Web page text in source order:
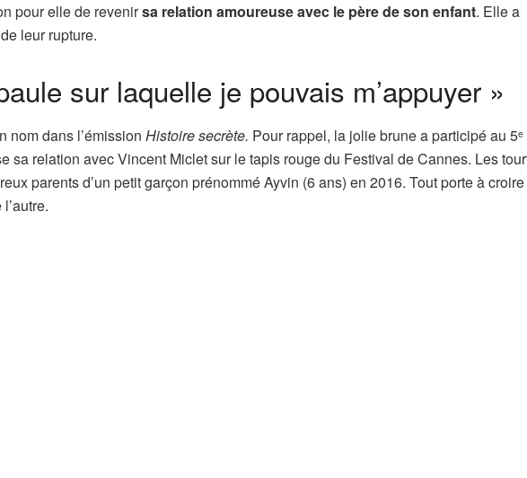
pour elle de revenirsa relation amoureuse avec le père de son enfant. Elle a
leur rupture.
sur laquelle je pouvais m’appuyer »
nom dans l’émission Histoire secrète. Pour rappel, la jolie brune a participé au 5e
sa relation avec Vincent Miclet sur le tapis rouge du Festival de Cannes. Les
parents d’un petit garçon prénommé Ayvin (6 ans) en 2016. Tout porte à croire